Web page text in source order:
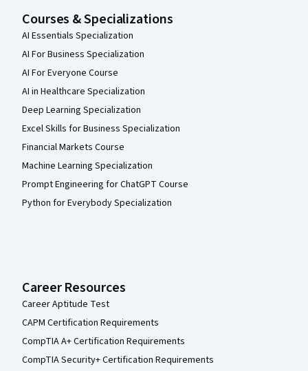
Courses & Specializations
AI Essentials Specialization
AI For Business Specialization
AI For Everyone Course
AI in Healthcare Specialization
Deep Learning Specialization
Excel Skills for Business Specialization
Financial Markets Course
Machine Learning Specialization
Prompt Engineering for ChatGPT Course
Python for Everybody Specialization
Career Resources
Career Aptitude Test
CAPM Certification Requirements
CompTIA A+ Certification Requirements
CompTIA Security+ Certification Requirements